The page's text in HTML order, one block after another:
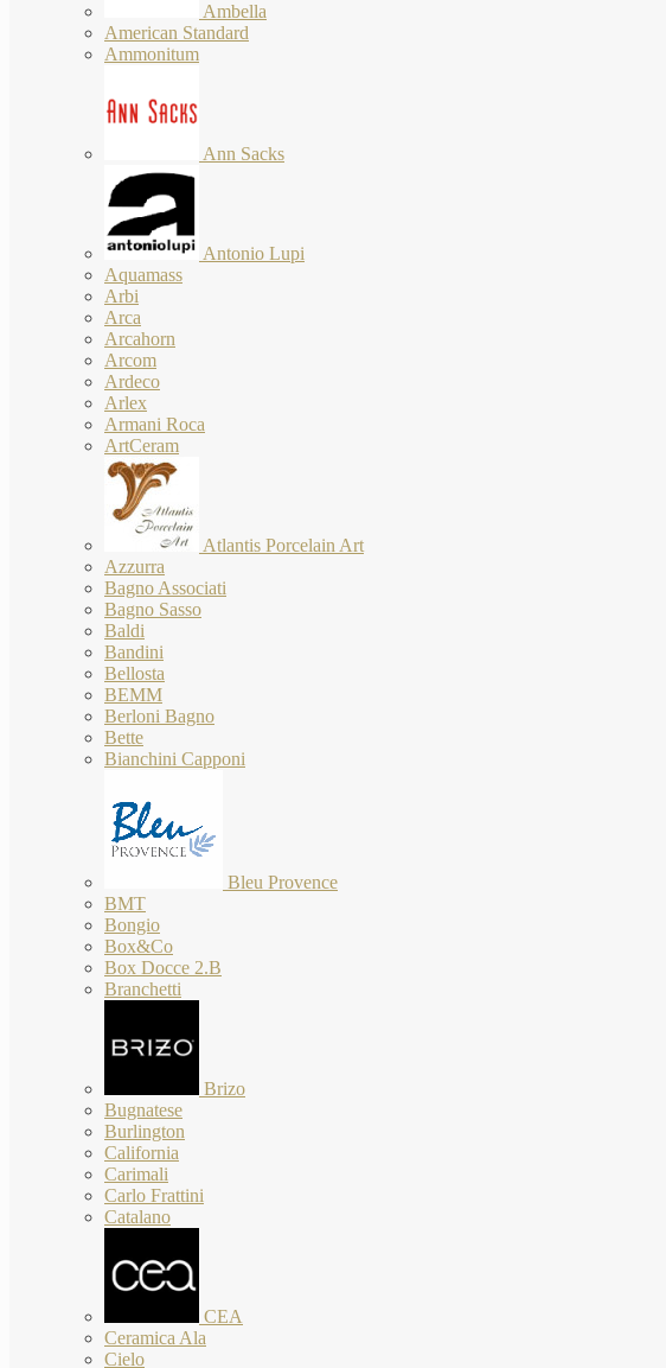
Ambella
American Standard
Ammonitum
Ann Sacks
Antonio Lupi
Aquamass
Arbi
Arca
Arcahorn
Arcom
Ardeco
Arlex
Armani Roca
ArtCeram
Atlantis Porcelain Art
Azzurra
Bagno Associati
Bagno Sasso
Baldi
Bandini
Bellosta
BEMM
Berloni Bagno
Bette
Bianchini Capponi
Bleu Provence
BMT
Bongio
Box&Co
Box Docce 2.B
Branchetti
Brizo
Bugnatese
Burlington
California
Carimali
Carlo Frattini
Catalano
CEA
Ceramica Ala
Cielo